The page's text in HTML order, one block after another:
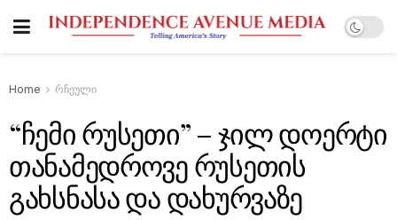
Home რჩეული
“ჩემი რუსეთი” – ჯილ დოერტი
თანამედროვე რუსეთის
გახსნასა და დახურვაზე